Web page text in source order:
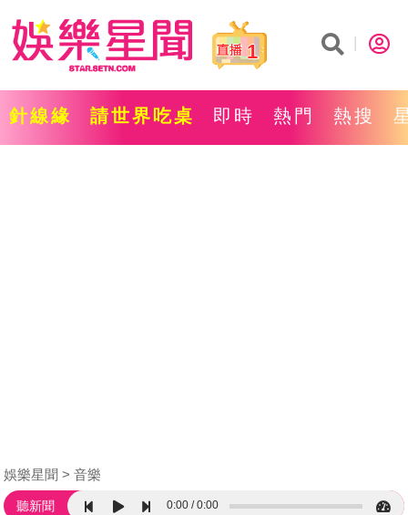
1
針線緣 請世界吃桌 即時 熱門 熱搜
娛樂星聞 音樂
聽新聞 0:00 0:00